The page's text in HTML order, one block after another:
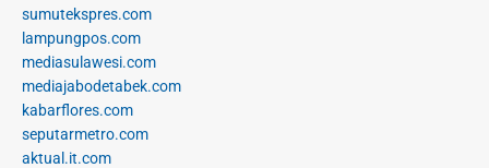
sumutekspres.com
lampungpos.com
mediasulawesi.com
mediajabodetabek.com
kabarflores.com
seputarmetro.com
aktual.it.com